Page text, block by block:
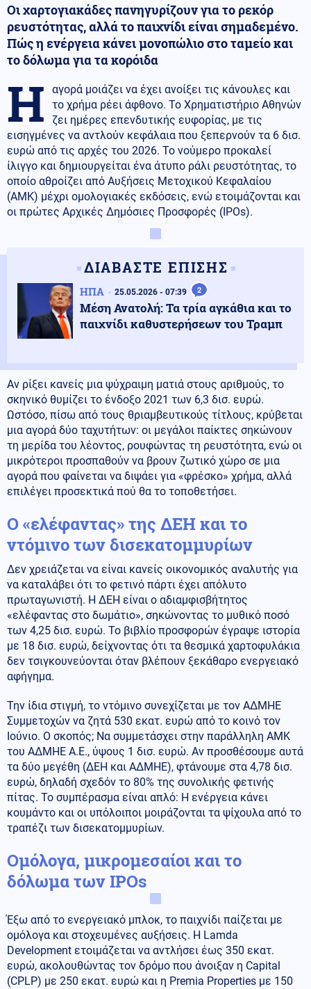
Οι χαρτογιακάδες πανηγυρίζουν για το ρεκόρ
ρευστότητας, αλλά το παιχνίδι είναι σημαδεμένο.
Πώς η ενέργεια κάνει μονοπώλιο στο ταμείο και
το δόλωμα για τα κορόιδα
Η
αγορά μοιάζει να έχει ανοίξει τις κάνουλες και
το χρήμα ρέει άφθονο. Το Χρηματιστήριο Αθηνών
ζει ημέρες επενδυτικής ευφορίας, με τις
εισηγμένες να αντλούν κεφάλαια που ξεπερνούν τα 6 δισ.
ευρώ από τις αρχές του 2026. Το νούμερο προκαλεί
ίλιγγο και δημιουργείται ένα άτυπο ράλι ρευστότητας, το
οποίο αθροίζει από Αυξήσεις Μετοχικού Κεφαλαίου
(ΑΜΚ) μέχρι ομολογιακές εκδόσεις, ενώ ετοιμάζονται και
οι πρώτες Αρχικές Δημόσιες Προσφορές (IPOs).
ΔΙΑΒΑΣΤΕ ΕΠΙΣΗΣ
ΗΠΑ 25.05.2026 - 07:39 2
Μέση Ανατολή: Τα τρία αγκάθια και το
παιχνίδι καθυστερήσεων του Τραμπ
Αν ρίξει κανείς μια ψύχραιμη ματιά στους αριθμούς, το
σκηνικό θυμίζει το ένδοξο 2021 των 6,3 δισ. ευρώ.
Ωστόσο, πίσω από τους θριαμβευτικούς τίτλους, κρύβεται
μια αγορά δύο ταχυτήτων: οι μεγάλοι παίκτες σηκώνουν
τη μερίδα του λέοντος, ρουφώντας τη ρευστότητα, ενώ οι
μικρότεροι προσπαθούν να βρουν ζωτικό χώρο σε μια
αγορά που φαίνεται να διψάει για «φρέσκο» χρήμα, αλλά
επιλέγει προσεκτικά πού θα το τοποθετήσει.
Ο «ελέφαντας» της ΔΕΗ και το
ντόμινο των δισεκατομμυρίων
Δεν χρειάζεται να είναι κανείς οικονομικός αναλυτής για
να καταλάβει ότι το φετινό πάρτι έχει απόλυτο
πρωταγωνιστή. Η ΔΕΗ είναι ο αδιαμφισβήτητος
«ελέφαντας στο δωμάτιο», σηκώνοντας το μυθικό ποσό
των 4,25 δισ. ευρώ. Το βιβλίο προσφορών έγραψε ιστορία
με 18 δισ. ευρώ, δείχνοντας ότι τα θεσμικά χαρτοφυλάκια
δεν τσιγκουνεύονται όταν βλέπουν ξεκάθαρο ενεργειακό
αφήγημα.
Την ίδια στιγμή, το ντόμινο συνεχίζεται με τον ΑΔΜΗΕ
Συμμετοχών να ζητά 530 εκατ. ευρώ από το κοινό τον
Ιούνιο. Ο σκοπός; Να συμμετάσχει στην παράλληλη ΑΜΚ
του ΑΔΜΗΕ Α.Ε., ύψους 1 δισ. ευρώ. Αν προσθέσουμε αυτά
τα δύο μεγέθη (ΔΕΗ και ΑΔΜΗΕ), φτάνουμε στα 4,78 δισ.
ευρώ, δηλαδή σχεδόν το 80% της συνολικής φετινής
πίτας. Το συμπέρασμα είναι απλό: Η ενέργεια κάνει
κουμάντο και οι υπόλοιποι μοιράζονται τα ψίχουλα από το
τραπέζι των δισεκατομμυρίων.
Ομόλογα, μικρομεσαίοι και το
δόλωμα των IPOs
Έξω από το ενεργειακό μπλοκ, το παιχνίδι παίζεται με
ομόλογα και στοχευμένες αυξήσεις. Η Lamda
Development ετοιμάζεται να αντλήσει έως 350 εκατ.
ευρώ, ακολουθώντας τον δρόμο που άνοιξαν η Capital
(CPLP) με 250 εκατ. ευρώ και η Premia Properties με 150